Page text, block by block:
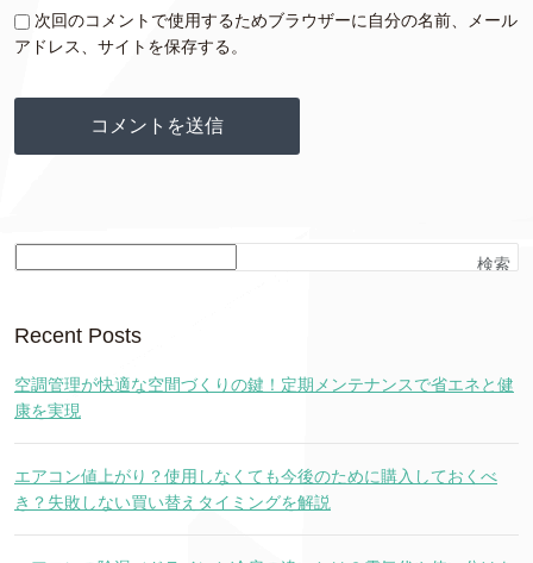
次回のコメントで使用するためブラウザーに自分の名前、メール
アドレス、サイトを保存する。
検索
Recent Posts
空調管理が快適な空間づくりの鍵！定期メンテナンスで省エネと健
康を実現
エアコン値上がり？使用しなくても今後のために購入しておくべ
き？失敗しない買い替えタイミングを解説